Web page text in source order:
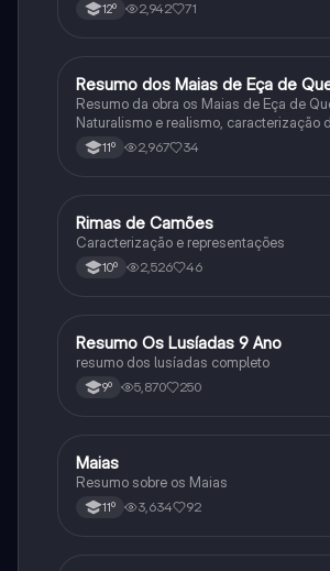
12º 2,942 71
Português
Resumo dos Maias de Eça de
Resumo da obra os Maias de Eça de
Naturalismo e realismo, caracterização
personagens e contexto histórico.
11º 2,967 34
Português
Rimas de Camões
Caracterização e representações
10º 2,526 46
Português
Resumo Os Lusíadas 9 Ano
resumo dos lusíadas completo
9º 5,870 250
Português
Maias
Resumo sobre os Maias
11º 3,634 92